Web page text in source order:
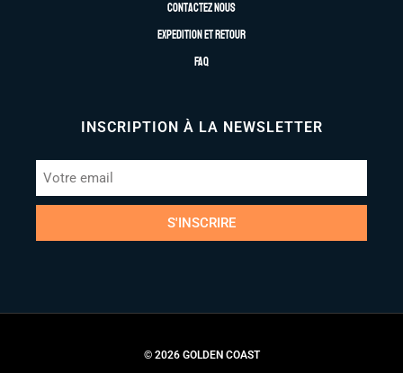
Contactez nous
Expedition et retour
FAQ
INSCRIPTION À LA NEWSLETTER
S'INSCRIRE
© 2026 GOLDEN COAST